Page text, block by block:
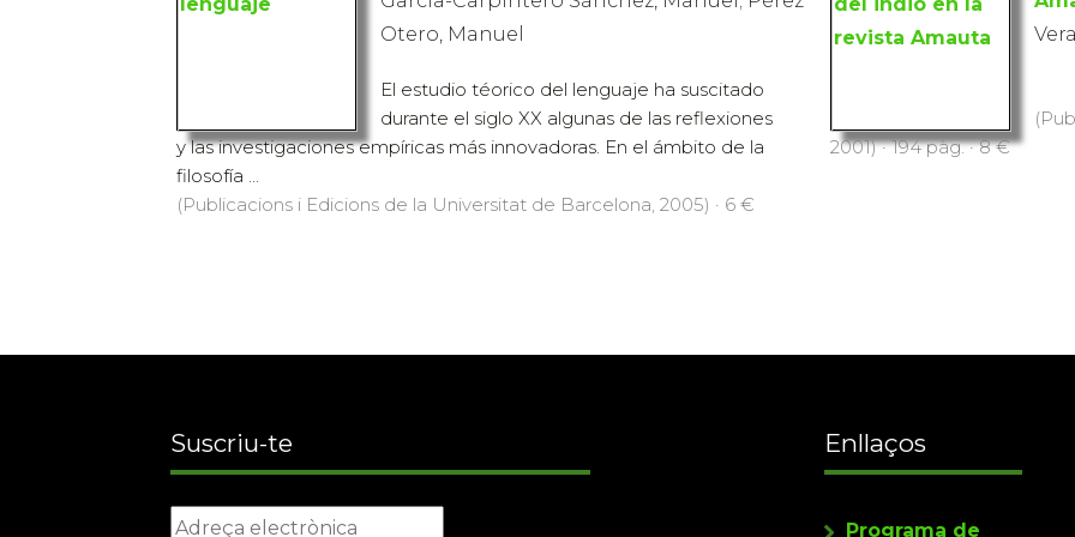
Otero, Manuel
El estudio téorico del lenguaje ha suscitado
durante el siglo XX algunas de las reflexiones
y las investigaciones empíricas más innovadoras. En el ámbito de la
filosofía ...
(Publicacions i Edicions de la Universitat de Barcelona, 2005) · 6 €
2001) · 194 pàg. · 8 €
Suscriu-te Enllaços
Programa de